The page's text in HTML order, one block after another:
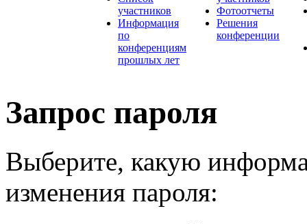
участников
Информация
по
конференциям
прошлых лет
Фотоотчеты
Решения
конференции
Запрос пароля
Выберите, какую
изменения пароля: